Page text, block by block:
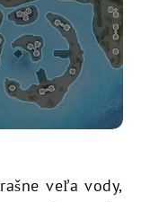
veľa vody,